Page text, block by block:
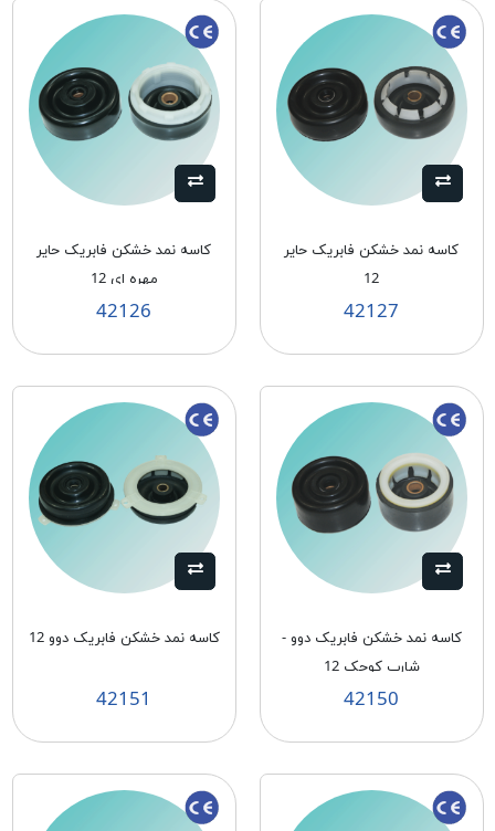
کاسه نمد خشکن فابریک حایر
12
42127
کاسه نمد خشکن فابریک حایر
مهره ای 12
42126
کاسه نمد خشکن فابریک دوو -
شارپ کوچک 12
42150
کاسه نمد خشکن فابریک دوو 12
42151